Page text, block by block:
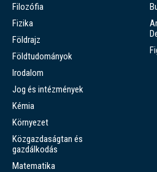
Filozófia
Fizika
Földrajz
Földtudományok
Irodalom
Jog és intézmények
Kémia
Környezet
Közgazdaságtan és
gazdálkodás
Matematika